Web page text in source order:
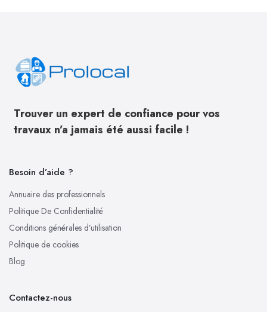
Trouver un expert de confiance pour vos
travaux n’a jamais été aussi facile !
Besoin d’aide ?
Annuaire des professionnels
Politique De Confidentialité
Conditions générales d’utilisation
Politique de cookies
Blog
Contactez-nous